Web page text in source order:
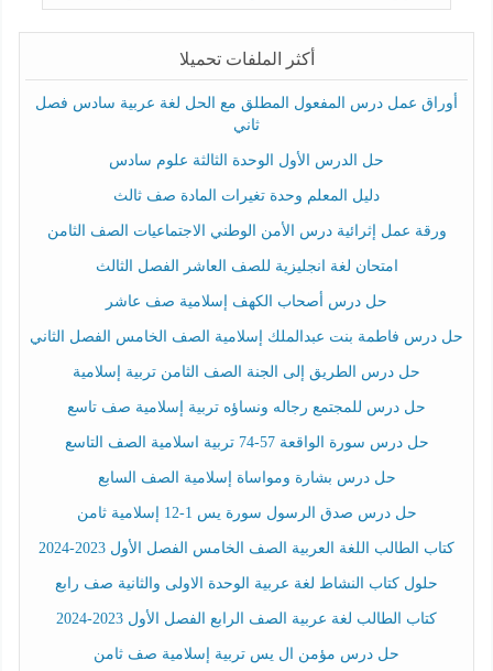
أكثر الملفات تحميلا
أوراق عمل درس المفعول المطلق مع الحل لغة عربية سادس فصل
ثاني
حل الدرس الأول الوحدة الثالثة علوم سادس
دليل المعلم وحدة تغيرات المادة صف ثالث
ورقة عمل إثرائية درس الأمن الوطني الاجتماعيات الصف الثامن
امتحان لغة انجليزية للصف العاشر الفصل الثالث
حل درس أصحاب الكهف إسلامية صف عاشر
حل درس فاطمة بنت عبدالملك إسلامية الصف الخامس الفصل الثاني
حل درس الطريق إلى الجنة الصف الثامن تربية إسلامية
حل درس للمجتمع رجاله ونساؤه تربية إسلامية صف تاسع
حل درس سورة الواقعة 57-74 تربية اسلامية الصف التاسع
حل درس بشارة ومواساة إسلامية الصف السابع
حل درس صدق الرسول سورة يس 1-12 إسلامية ثامن
كتاب الطالب اللغة العربية الصف الخامس الفصل الأول 2023-2024
حلول كتاب النشاط لغة عربية الوحدة الاولى والثانية صف رابع
كتاب الطالب لغة عربية الصف الرابع الفصل الأول 2023-2024
حل درس مؤمن ال يس تربية إسلامية صف ثامن